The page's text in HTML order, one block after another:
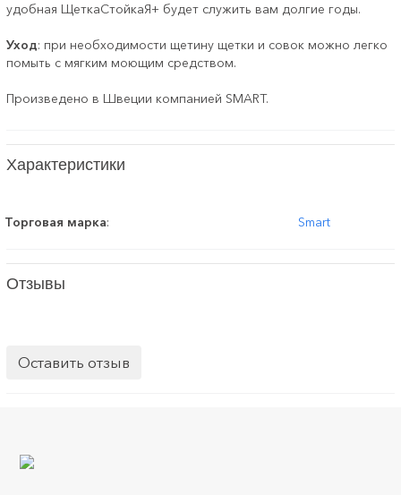
удобная ЩеткаСтойкаЯ+ будет служить вам долгие годы.
Уход: при необходимости щетину щетки и совок можно легко
помыть с мягким моющим средством.
Произведено в Швеции компанией SMART.
Характеристики
Торговая марка: Smart
Отзывы
Оставить отзыв